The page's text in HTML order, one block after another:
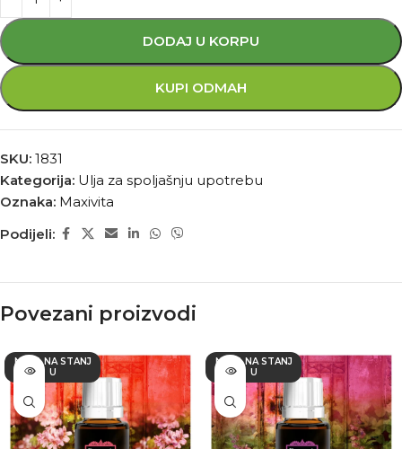
DODAJ U KORPU
KUPI ODMAH
SKU: 1831
Kategorija: Ulja za spoljašnju upotrebu
Oznaka: Maxivita
Podijeli:
Povezani proizvodi
NEMA NA STANJ
U
NEMA NA STANJ
U